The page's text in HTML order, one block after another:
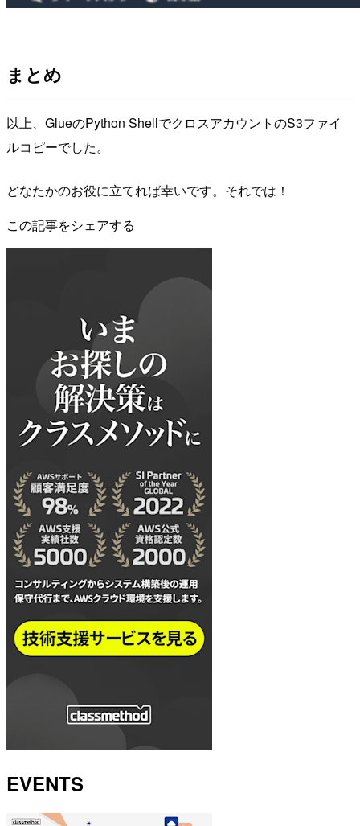
まとめ
以上、GlueのPython ShellでクロスアカウントのS3ファイ
ルコピーでした。
どなたかのお役に立てれば幸いです。それでは！
この記事をシェアする
EVENTS